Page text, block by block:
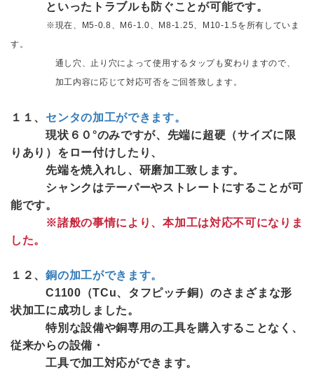
といったトラブルも防ぐことが可能です。
※現在、M5-0.8、M6-1.0、M8-1.25、M10-1.5を所有していま
す。
通し穴、止り穴によって使用するタップも変わりますので、
加工内容に応じて対応可否をご回答致します。
１１、 センタの加工ができます。
現状６０°のみですが、先端に超硬（サイズに限
りあり）をロー付けしたり、
先端を焼入れし、研磨加工致します。
シャンクはテーパーやストレートにすることが可
能です。
※諸般の事情により、本加工は対応不可になりま
した。
１２、銅の加工ができます。
C1100（TCu、タフピッチ銅）のさまざまな形
状加工に成功しました。
特別な設備や銅専用の工具を購入することなく、
従来からの設備・
工具で加工対応ができます。